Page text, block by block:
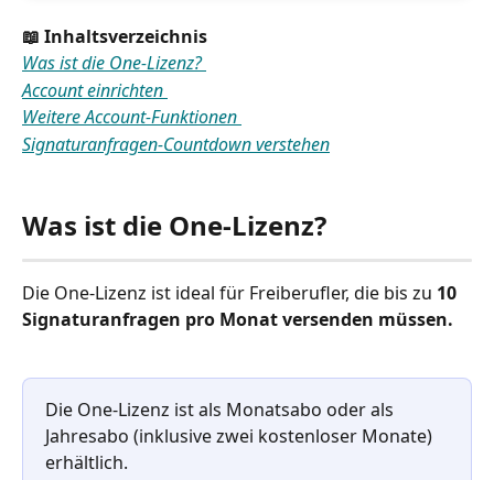
📖 Inhaltsverzeichnis
Was ist die One-Lizenz?
Account einrichten
Weitere Account-Funktionen
Signaturanfragen-Countdown verstehen
Was ist die One-Lizenz?
Die One-Lizenz ist ideal für Freiberufler, die bis zu 10
Signaturanfragen pro Monat versenden müssen.
Die One-Lizenz ist als Monatsabo oder als
Jahresabo (inklusive zwei kostenloser Monate)
erhältlich.